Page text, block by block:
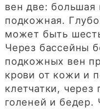
вен две:
подкожная.
может быть
Через бассейны
подкожных вен
крови от кожи и
клетчатки,
голеней и бедер.